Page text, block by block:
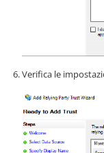
Verifica le